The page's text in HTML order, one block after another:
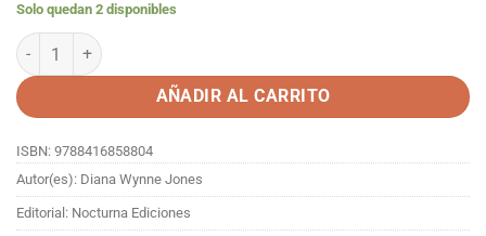
Solo quedan 2 disponibles
LA CASA DE LOS MIL PASILLOS cantidad
AÑADIR AL CARRITO
ISBN: 9788416858804
Autor(es): Diana Wynne Jones
Editorial: Nocturna Ediciones